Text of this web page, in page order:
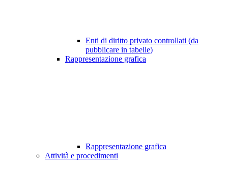
Enti di diritto privato controllati (da
pubblicare in tabelle)
Rappresentazione grafica
Rappresentazione grafica
Attività e procedimenti